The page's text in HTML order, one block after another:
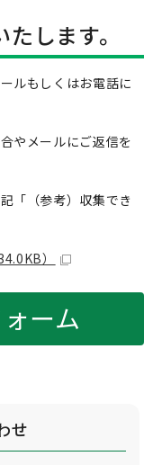
します。
ルもしくはお電話に
やメールにご返信を
「（参考）収集でき
）
ーム
せ